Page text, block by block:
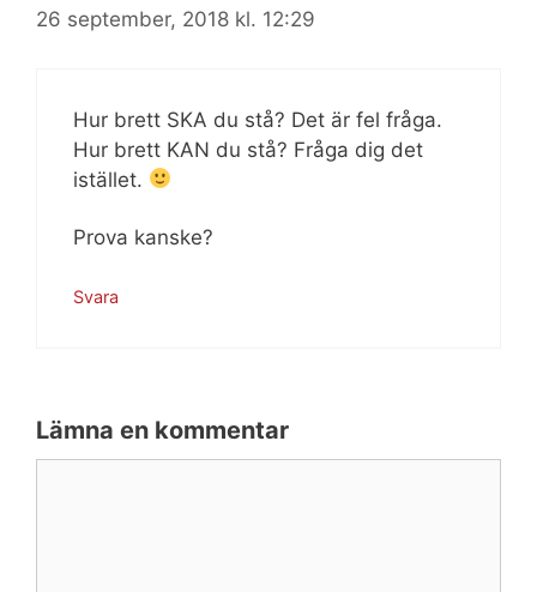
26 september, 2018 kl. 12:29
Hur brett SKA du stå? Det är fel fråga.
Hur brett KAN du stå? Fråga dig det
istället.
Prova kanske?
Svara
Lämna en kommentar